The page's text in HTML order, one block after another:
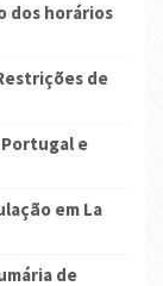
dos horários
de
Portugal e
em La
de